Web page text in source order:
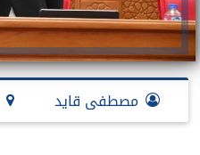
مصطفى قايد